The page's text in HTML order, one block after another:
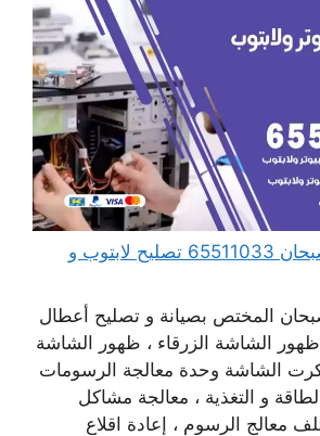
مهندس كمبيوتر صبحان 65511033 تصليح لابتوب و
المختص بصيانة و تصليح أعطال
الشاشة الزرقاء ، ظهور الشاشة
الشاشة وحدة معالجة الرسومات
و التغذية ، معالجة مشاكل
معالج الرسوم ، إعادة اقلاع